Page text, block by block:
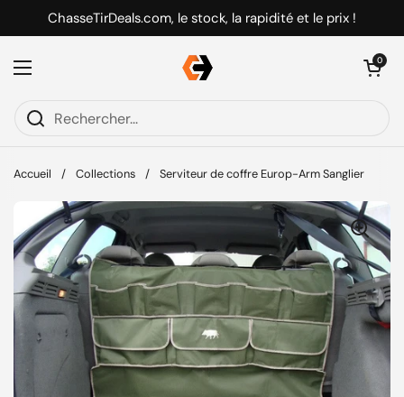
Passer au contenu
ChasseTirDeals.com, le stock, la rapidité et le prix !
Ouvrir le menu
Ouvrir le
0
Accueil / Collections / Serviteur de coffre Europ-Arm Sanglier